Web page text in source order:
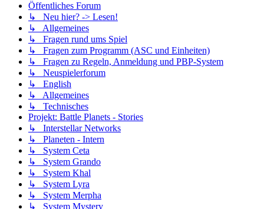
Öffentliches Forum
↳ Neu hier? -> Lesen!
↳ Allgemeines
↳ Fragen rund ums Spiel
↳ Fragen zum Programm (ASC und Einheiten)
↳ Fragen zu Regeln, Anmeldung und PBP-System
↳ Neuspielerforum
↳ English
↳ Allgemeines
↳ Technisches
Projekt: Battle Planets - Stories
↳ Interstellar Networks
↳ Planeten - Intern
↳ System Ceta
↳ System Grando
↳ System Khal
↳ System Lyra
↳ System Merpha
↳ System Mystery